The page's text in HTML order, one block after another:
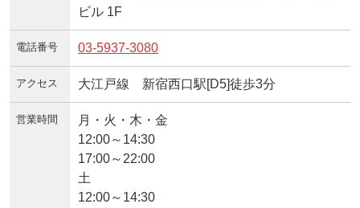
ビル 1F
電話番号 03-5937-3080
アクセス 大江戸線 新宿西口駅[D5]徒歩3分
営業時間
月・火・木・金
12:00～14:30
17:00～22:00
土
12:00～14:30